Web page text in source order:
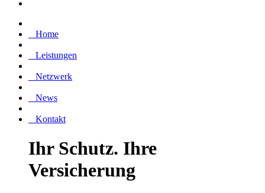
Home
Leistungen
Netzwerk
News
Kontakt
Ihr Schutz. Ihre
Versicherung